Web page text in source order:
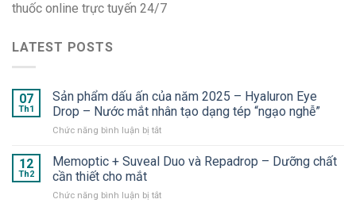
thuốc online trực tuyến 24/7
LATEST POSTS
07
Th1
Sản phẩm dấu ấn của năm 2025 – Hyaluron Eye
Drop – Nước mắt nhân tạo dạng tép “ngạo nghễ”
Chức năng bình luận bị tắtở
phẩm
của
12
Th2
Memoptic + Suveal Duo và Repadrop – Dưỡng chất
cần thiết cho mắt
Chức năng bình luận bị tắtở